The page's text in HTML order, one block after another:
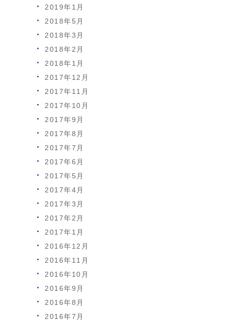
2019年1月
2018年5月
2018年3月
2018年2月
2018年1月
2017年12月
2017年11月
2017年10月
2017年9月
2017年8月
2017年7月
2017年6月
2017年5月
2017年4月
2017年3月
2017年2月
2017年1月
2016年12月
2016年11月
2016年10月
2016年9月
2016年8月
2016年7月